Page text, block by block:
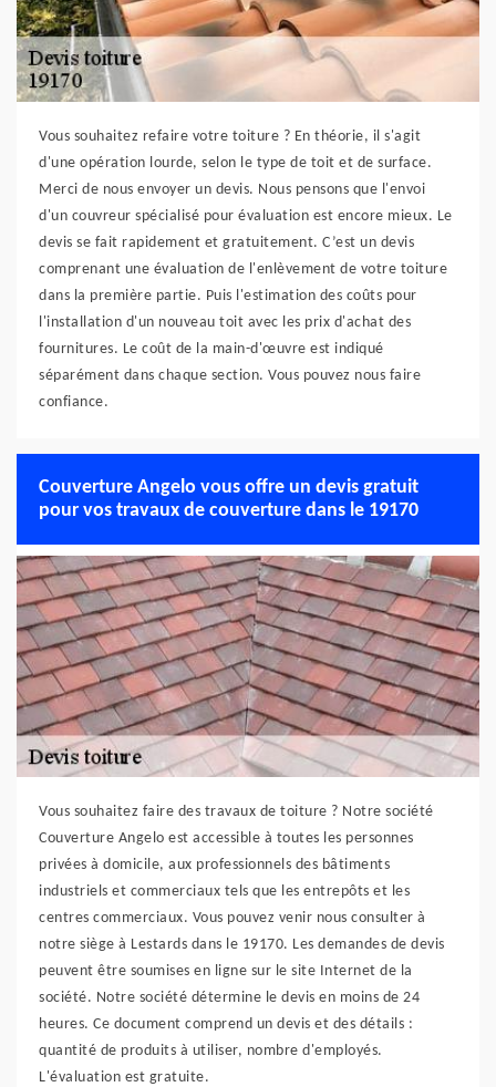
Vous souhaitez refaire votre toiture ? En théorie, il s'agit
d'une opération lourde, selon le type de toit et de surface.
Merci de nous envoyer un devis. Nous pensons que l'envoi
d'un couvreur spécialisé pour évaluation est encore mieux. Le
devis se fait rapidement et gratuitement. C’est un devis
comprenant une évaluation de l'enlèvement de votre toiture
dans la première partie. Puis l'estimation des coûts pour
l'installation d'un nouveau toit avec les prix d'achat des
fournitures. Le coût de la main-d'œuvre est indiqué
séparément dans chaque section. Vous pouvez nous faire
confiance.
Couverture Angelo vous offre un devis gratuit
pour vos travaux de couverture dans le 19170
Vous souhaitez faire des travaux de toiture ? Notre société
Couverture Angelo est accessible à toutes les personnes
privées à domicile, aux professionnels des bâtiments
industriels et commerciaux tels que les entrepôts et les
centres commerciaux. Vous pouvez venir nous consulter à
notre siège à Lestards dans le 19170. Les demandes de devis
peuvent être soumises en ligne sur le site Internet de la
société. Notre société détermine le devis en moins de 24
heures. Ce document comprend un devis et des détails :
quantité de produits à utiliser, nombre d'employés.
L'évaluation est gratuite.